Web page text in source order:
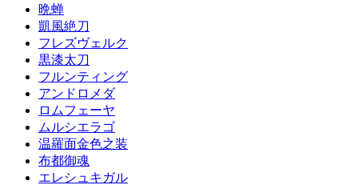
晩蝉
凱風絶刀
フレズヴェルク
黒漆太刀
フルンティング
アンドロメダ
ロムフェーヤ
ムルシエラゴ
温羅面金色之装
布都御魂
エレシュキガル